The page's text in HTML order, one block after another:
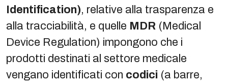
Identification), relative alla trasparenza e
alla tracciabilità, e quelle MDR (Medical
Device Regulation) impongono che i
prodotti destinati al settore medicale
vengano identificati con codici (a barre,